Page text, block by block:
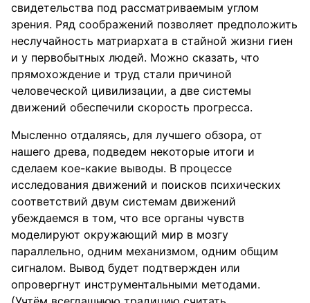
свидетельства под рассматриваемым углом
зрения. Ряд соображений позволяет предположить
неслучайность матриархата в стайной жизни гиен
и у первобытных людей. Можно сказать, что
прямохождение и труд стали причиной
человеческой цивилизации, а две системы
движений обеспечили скорость прогресса.
Мысленно отдаляясь, для лучшего обзора, от
нашего древа, подведем некоторые итоги и
сделаем кое-какие выводы. В процессе
исследования движений и поисков психических
соответствий двум системам движений
убеждаемся в том, что все органы чувств
моделируют окружающий мир в мозгу
параллельно, одним механизмом, одним общим
сигналом. Вывод будет подтвержден или
опровергнут инструментальными методами.